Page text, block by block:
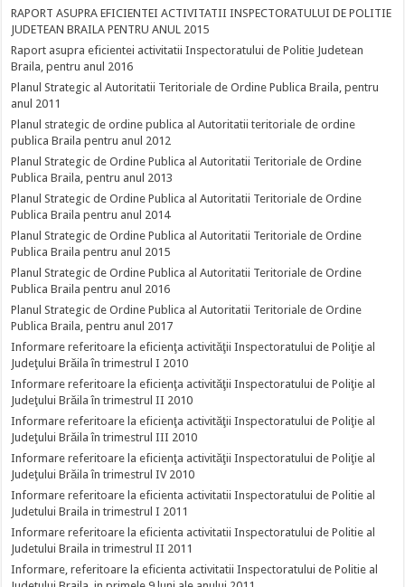
RAPORT ASUPRA EFICIENTEI ACTIVITATII INSPECTORATULUI DE POLITIE
JUDETEAN BRAILA PENTRU ANUL 2015
Raport asupra eficientei activitatii Inspectoratului de Politie Judetean
Braila, pentru anul 2016
Planul Strategic al Autoritatii Teritoriale de Ordine Publica Braila, pentru
anul 2011
Planul strategic de ordine publica al Autoritatii teritoriale de ordine
publica Braila pentru anul 2012
Planul Strategic de Ordine Publica al Autoritatii Teritoriale de Ordine
Publica Braila, pentru anul 2013
Planul Strategic de Ordine Publica al Autoritatii Teritoriale de Ordine
Publica Braila pentru anul 2014
Planul Strategic de Ordine Publica al Autoritatii Teritoriale de Ordine
Publica Braila pentru anul 2015
Planul Strategic de Ordine Publica al Autoritatii Teritoriale de Ordine
Publica Braila pentru anul 2016
Planul Strategic de Ordine Publica al Autoritatii Teritoriale de Ordine
Publica Braila, pentru anul 2017
Informare referitoare la eficienţa activităţii Inspectoratului de Poliţie al
Judeţului Brăila în trimestrul I 2010
Informare referitoare la eficienţa activităţii Inspectoratului de Poliţie al
Judeţului Brăila în trimestrul II 2010
Informare referitoare la eficienţa activităţii Inspectoratului de Poliţie al
Judeţului Brăila în trimestrul III 2010
Informare referitoare la eficienţa activităţii Inspectoratului de Poliţie al
Judeţului Brăila în trimestrul IV 2010
Informare referitoare la eficienta activitatii Inspectoratului de Politie al
Judetului Braila in trimestrul I 2011
Informare referitoare la eficienta activitatii Inspectoratului de Politie al
Judetului Braila in trimestrul II 2011
Informare, referitoare la eficienta activitatii Inspectoratului de Politie al